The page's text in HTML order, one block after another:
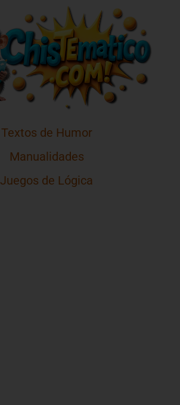
Textos de Humor
Manualidades
Juegos de Lógica